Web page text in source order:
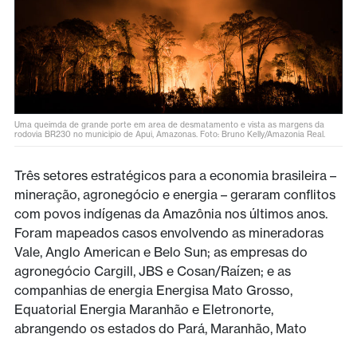
Uma queimda de grande porte em area de desmatamento e vista as margens da
rodovia BR230 no municipio de Apui, Amazonas. Foto: Bruno Kelly/Amazonia Real.
Três setores estratégicos para a economia brasileira –
mineração, agronegócio e energia – geraram conflitos
com povos indígenas da Amazônia nos últimos anos.
Foram mapeados casos envolvendo as mineradoras
Vale, Anglo American e Belo Sun; as empresas do
agronegócio Cargill, JBS e Cosan/Raízen; e as
companhias de energia Energisa Mato Grosso,
Equatorial Energia Maranhão e Eletronorte,
abrangendo os estados do Pará, Maranhão, Mato